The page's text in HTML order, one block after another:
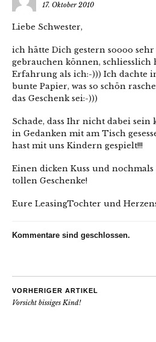
17. Oktober 2010
Liebe Schwester,
ich hätte Dich gestern soooo
gebrauchen können, schliesslich
Erfahrung als ich:-))) Ich dachte
bunte Papier, was so schön
das Geschenk sei:-)))
Schade, dass Ihr nicht dabei
in Gedanken mit am Tisch
hast mit uns Kindern gespielt!!!
Einen dicken Kuss und
tollen Geschenke!
Eure LeasingTochter und
Kommentare sind geschlossen.
VORHERIGER ARTIKEL
Vorsicht bissiges Kind!